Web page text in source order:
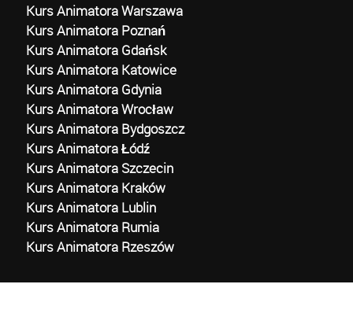
Kurs Animatora Warszawa
Kurs Animatora Poznań
Kurs Animatora Gdańsk
Kurs Animatora Katowice
Kurs Animatora Gdynia
Kurs Animatora Wrocław
Kurs Animatora Bydgoszcz
Kurs Animatora Łódź
Kurs Animatora Szczecin
Kurs Animatora Kraków
Kurs Animatora Lublin
Kurs Animatora Rumia
Kurs Animatora Rzeszów